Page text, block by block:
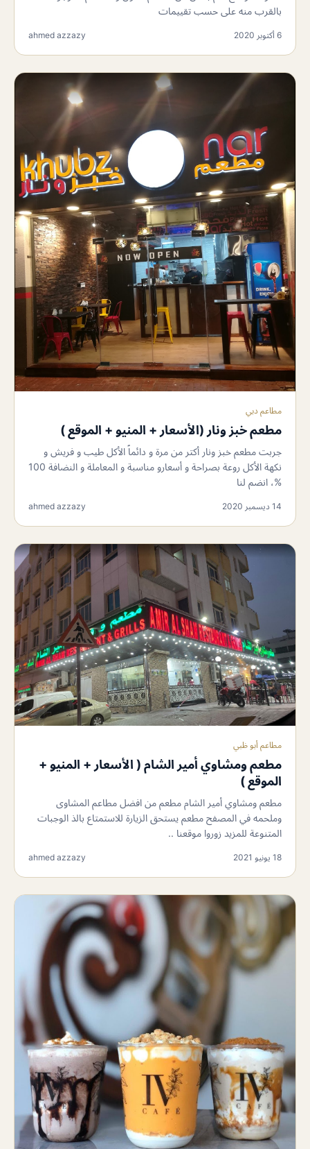
بالقرب منه على حسب تقييمات
6 أكتوبر 2020 ahmed azzazy
مطاعم دبي
مطعم خبز ونار (الأسعار + المنيو + الموقع )
جربت مطعم خبز ونار أكتر من مرة و دائماً الأكل طيب و فريش و
نكهة الأكل روعة بصراحة و أسعارو مناسبة و المعاملة و النضافة 100
%، انضم لنا
14 ديسمبر 2020 ahmed azzazy
مطاعم أبو ظبي
مطعم ومشاوي أمير الشام ( الأسعار + المنيو +
الموقع )
مطعم ومشاوي أمير الشام مطعم من افضل مطاعم المشاوى
وملحمه في المصفح مطعم يستحق الزيارة للاستمتاع بالذ الوجبات
المتنوعة للمزيد زوروا موقعنا ..
18 يونيو 2021 ahmed azzazy